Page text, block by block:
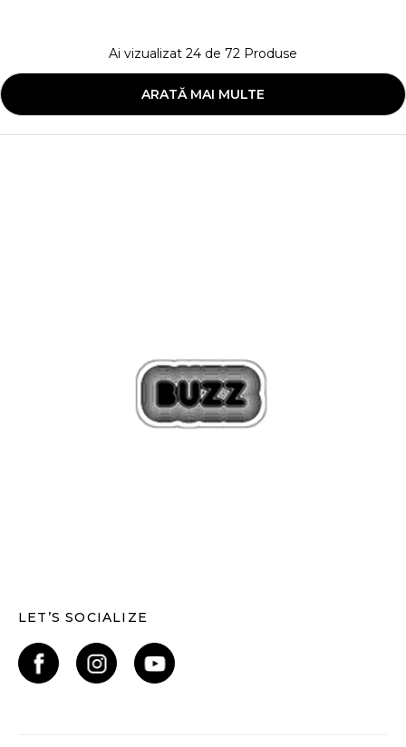
Ai vizualizat 24 de 72 Produse
ARATĂ MAI MULTE
LET’S SOCIALIZE